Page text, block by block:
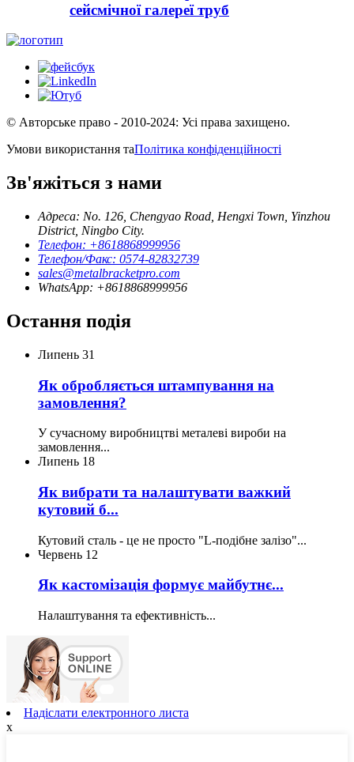
сейсмічної галереї труб
© Авторське право - 2010-2024: Усі права захищено.
Умови використання таПолітика конфіденційності
Зв'яжіться з нами
Адреса: No. 126, Chengyao Road, Hengxi Town, Yinzhou
District, Ningbo City.
Телефон: +8618868999956
Телефон/Факс: 0574-82832739
sales@metalbracketpro.com
WhatsApp: +8618868999956
Остання подія
Липень 31
Як обробляється штампування на
замовлення?
У сучасному виробництві металеві вироби на
замовлення...
Липень 18
Як вибрати та налаштувати важкий
кутовий б...
Кутовий сталь - це не просто "L-подібне залізо"...
Червень 12
Як кастомізація формує майбутнє...
Налаштування та ефективність...
Надіслати електронного листа
x